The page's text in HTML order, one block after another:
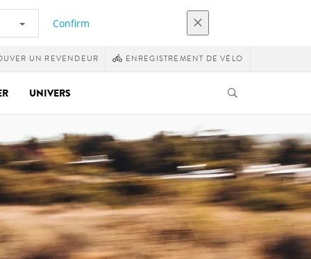
Confirm
UN REVENDEUR ENREGISTREMENT DE VÉLO
UNIVERS